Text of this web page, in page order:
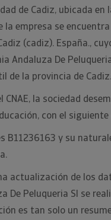
de Cadiz, ubicada
la empresa se
(cadiz). España.,
Andaluza De
de la provincia de Cadiz.
CNAE, la sociedad
con el
B11236163 y su
actualización de los
De Peluqueria Sl se
es tan solo un